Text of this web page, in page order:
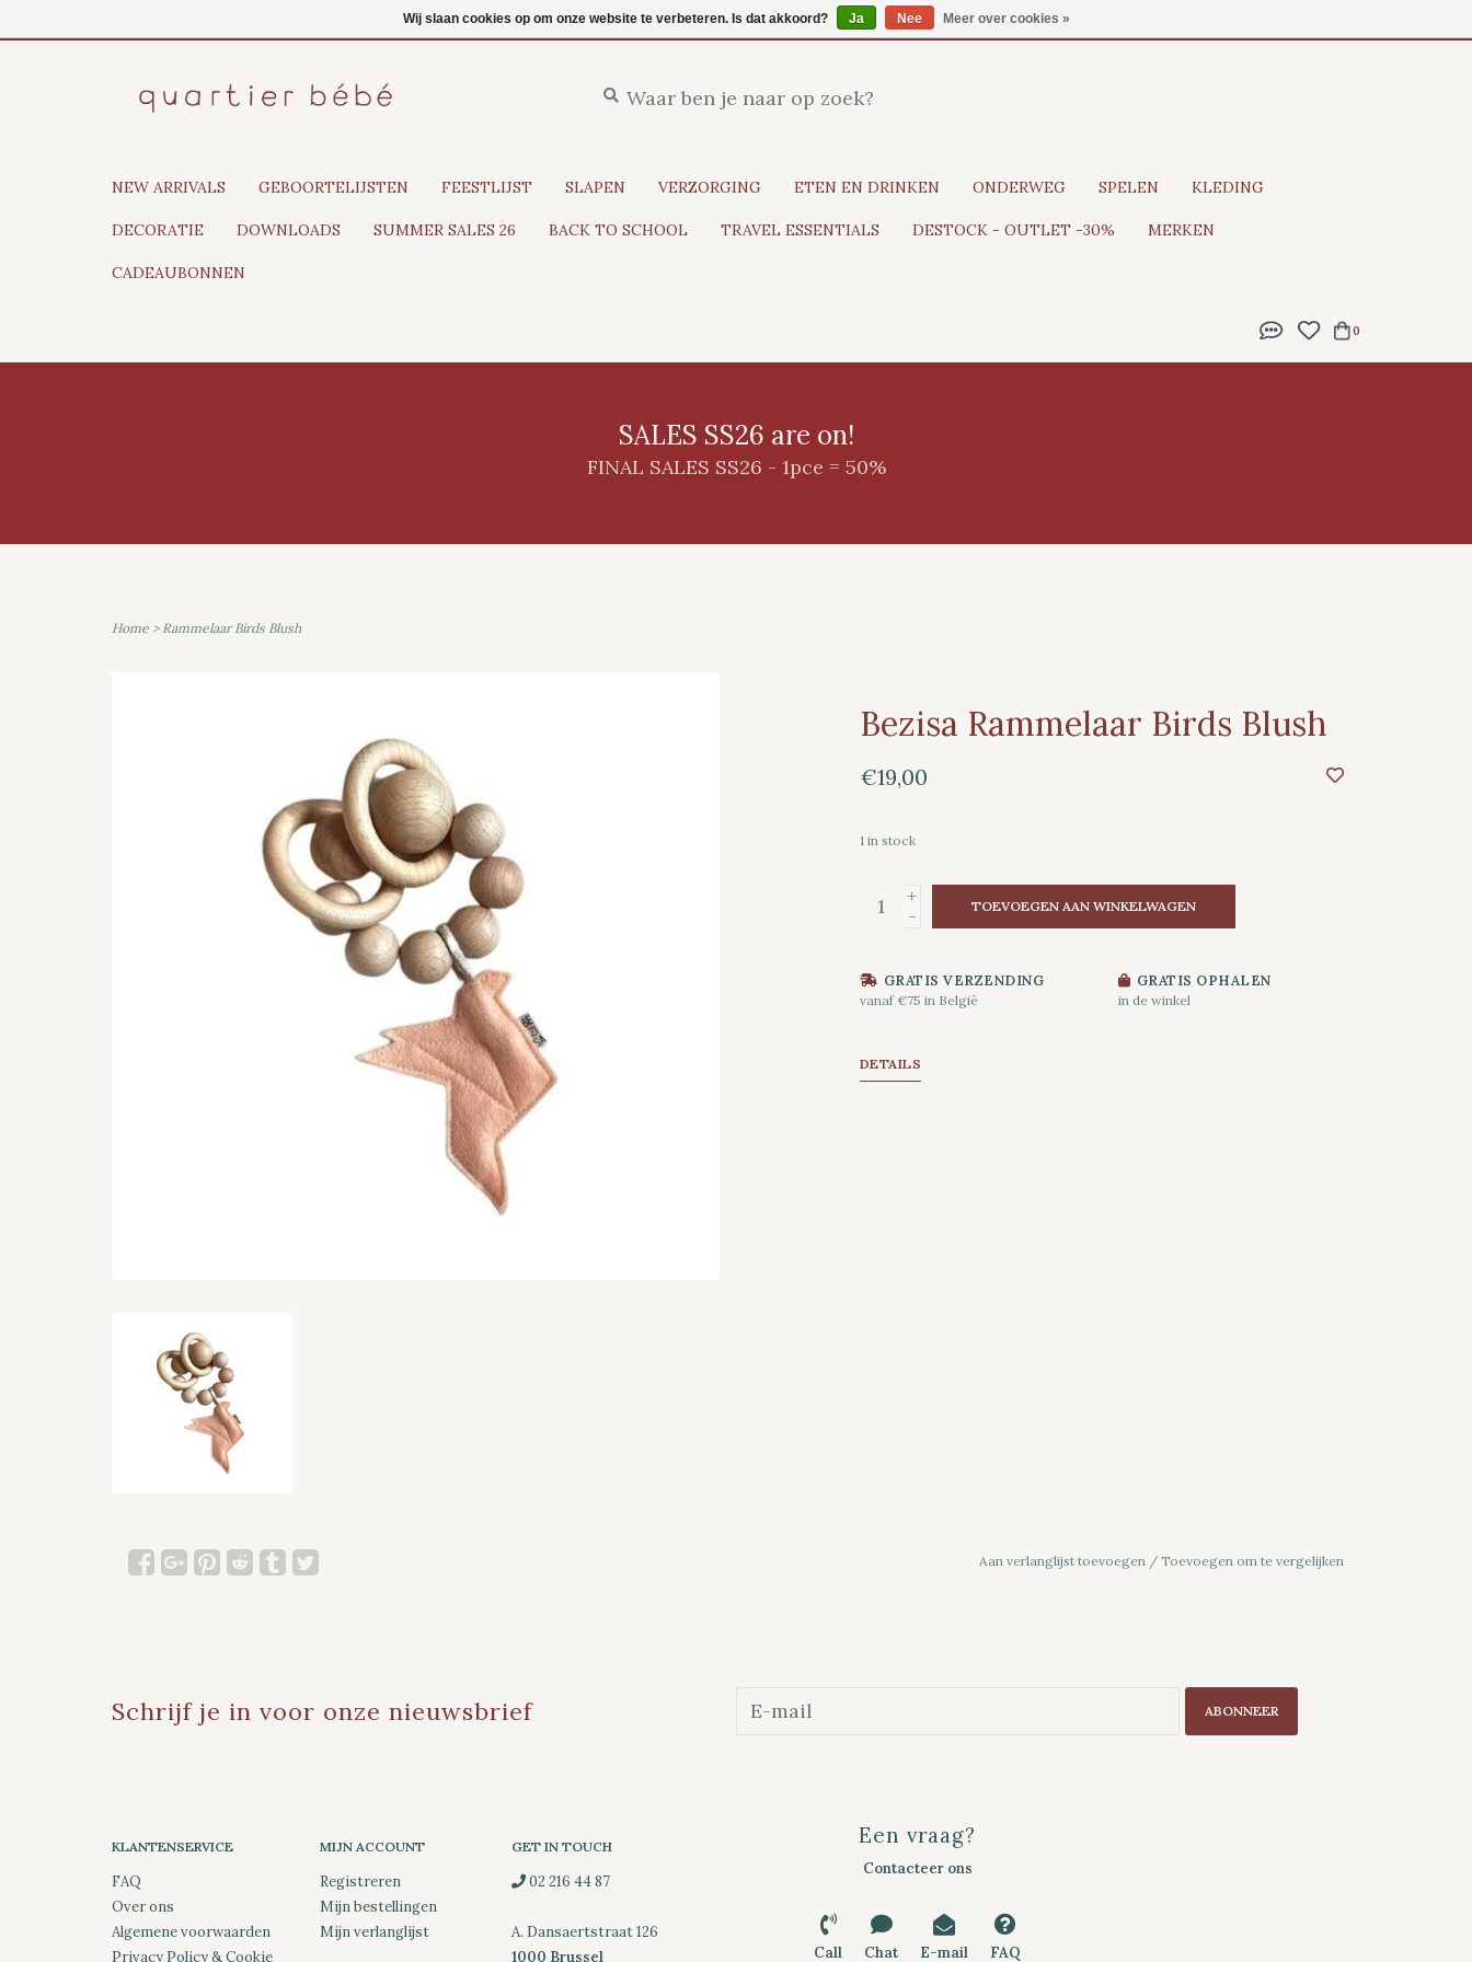
NEW ARRIVALS GEBOORTELIJSTEN FEESTLIJST SLAPEN VERZORGING ETEN EN DRINKEN ONDERWEG SPELEN KLEDING
DECORATIE DOWNLOADS SUMMER SALES 26 BACK TO SCHOOL TRAVEL ESSENTIALS DESTOCK - OUTLET -30% MERKEN
CADEAUBONNEN
0
SALES SS26 are on!
FINAL SALES SS26 - 1pce = 50%
Home > Rammelaar Birds Blush
Bezisa Rammelaar Birds Blush
€19,00
1 in stock
+
- TOEVOEGEN AAN WINKELWAGEN
GRATIS VERZENDING
vanaf €75 in België
GRATIS OPHALEN
in de winkel
DETAILS
Aan verlanglijst toevoegen / Toevoegen om te vergelijken
Schrijf je in voor onze nieuwsbrief ABONNEER
KLANTENSERVICE
FAQ
Over ons
Algemene voorwaarden
Privacy Policy & Cookie
MIJN ACCOUNT
Registreren
Mijn bestellingen
Mijn verlanglijst
GET IN TOUCH
02 216 44 87
A. Dansaertstraat 126
1000 Brussel
Een vraag?
Contacteer ons
Call Chat E-mail FAQ
Wij slaan cookies op om onze website te verbeteren. Is dat akkoord? Ja Nee Meer over cookies »